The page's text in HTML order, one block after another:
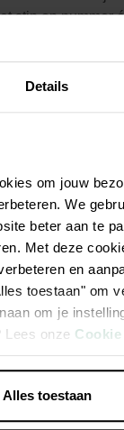
Details
om jouw
We
beter aan te
Met deze
en
toestaan" om
om je
Lees onze
Alles toestaan
stip op nummer
aartsvijand van
te groeien. Ook
voorjaar: door
producten!)